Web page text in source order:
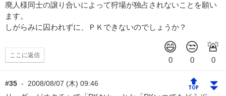
廃人様同士の譲り合いによって狩場が独占されないことを願い
ます。
しがらみに囚われずに、ＰＫできないのでしょうか？
ここに返信
#35 - 2008/08/07 (木) 09:46 🔝 ⏬